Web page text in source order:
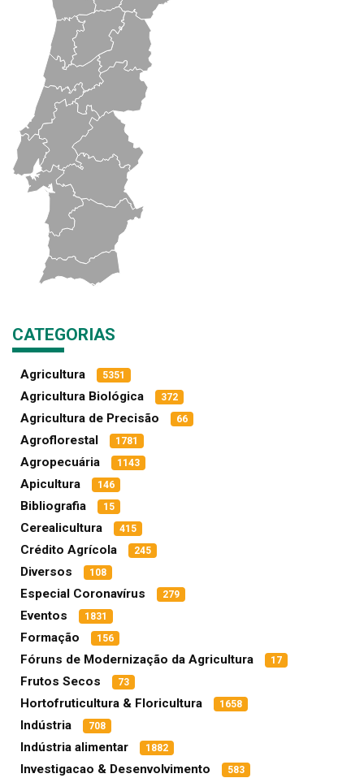
CATEGORIAS
Agricultura 5351
Agricultura Biológica 372
Agricultura de Precisão 66
Agroflorestal 1781
Agropecuária 1143
Apicultura 146
Bibliografia 15
Cerealicultura 415
Crédito Agrícola 245
Diversos 108
Especial Coronavírus 279
Eventos 1831
Formação 156
Fóruns de Modernização da Agricultura 17
Frutos Secos 73
Hortofruticultura & Floricultura 1658
Indústria 708
Indústria alimentar 1882
Investigacao & Desenvolvimento 583